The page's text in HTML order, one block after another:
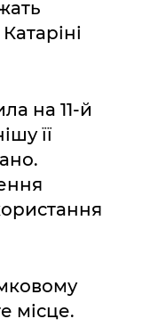
на 11-й
її
місце.